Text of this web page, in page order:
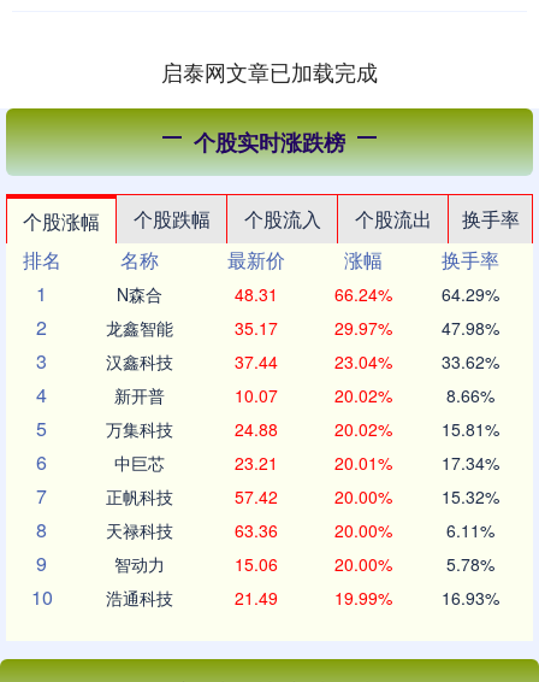
启泰网文章已加载完成
个股实时涨跌榜
个股涨幅 个股跌幅 个股流入 个股流出
换手率
排名
名称 最新价 涨幅
换手率
1
N森合 48.31 66.24% 64.29%
2 龙鑫智能 35.17 29.97% 47.98%
3 汉鑫科技 37.44 23.04% 33.62%
4 新开普 10.07 20.02% 8.66%
5 万集科技 24.88 20.02% 15.81%
6 中巨芯 23.21 20.01% 17.34%
7 正帆科技 57.42 20.00% 15.32%
8 天禄科技 63.36 20.00% 6.11%
9 智动力 15.06 20.00% 5.78%
10 浩通科技 21.49 19.99% 16.93%